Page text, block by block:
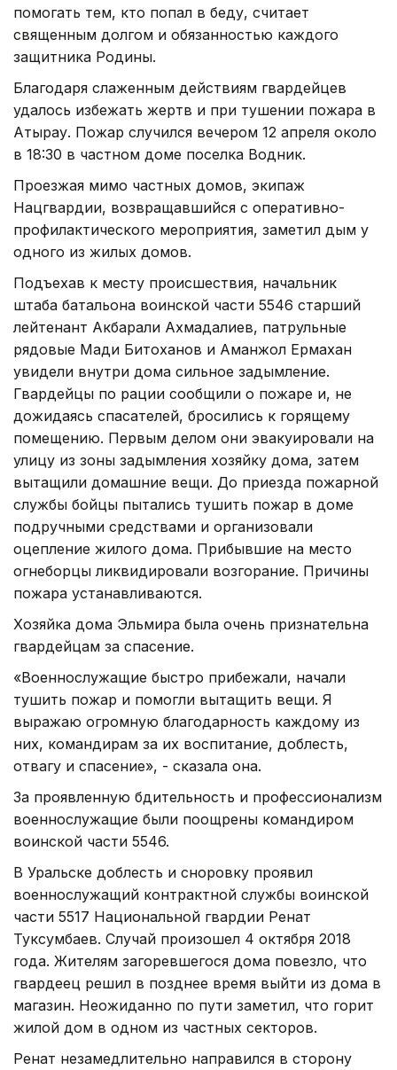
помогать тем, кто попал в беду, считает
священным долгом и обязанностью каждого
защитника Родины.
Благодаря слаженным действиям гвардейцев
удалось избежать жертв и при тушении пожара в
Атырау. Пожар случился вечером 12 апреля около
в 18:30 в частном доме поселка Водник.
Проезжая мимо частных домов, экипаж
Нацгвардии, возвращавшийся с оперативно-
профилактического мероприятия, заметил дым у
одного из жилых домов.
Подъехав к месту происшествия, начальник
штаба батальона воинской части 5546 старший
лейтенант Акбарали Ахмадалиев, патрульные
рядовые Мади Битоханов и Аманжол Ермахан
увидели внутри дома сильное задымление.
Гвардейцы по рации сообщили о пожаре и, не
дожидаясь спасателей, бросились к горящему
помещению. Первым делом они эвакуировали на
улицу из зоны задымления хозяйку дома, затем
вытащили домашние вещи. До приезда пожарной
службы бойцы пытались тушить пожар в доме
подручными средствами и организовали
оцепление жилого дома. Прибывшие на место
огнеборцы ликвидировали возгорание. Причины
пожара устанавливаются.
Хозяйка дома Эльмира была очень признательна
гвардейцам за спасение.
«Военнослужащие быстро прибежали, начали
тушить пожар и помогли вытащить вещи. Я
выражаю огромную благодарность каждому из
них, командирам за их воспитание, доблесть,
отвагу и спасение», - сказала она.
За проявленную бдительность и профессионализм
военнослужащие были поощрены командиром
воинской части 5546.
В Уральске доблесть и сноровку проявил
военнослужащий контрактной службы воинской
части 5517 Национальной гвардии Ренат
Туксумбаев. Случай произошел 4 октября 2018
года. Жителям загоревшегося дома повезло, что
гвардеец решил в позднее время выйти из дома в
магазин. Неожиданно по пути заметил, что горит
жилой дом в одном из частных секторов.
Ренат незамедлительно направился в сторону